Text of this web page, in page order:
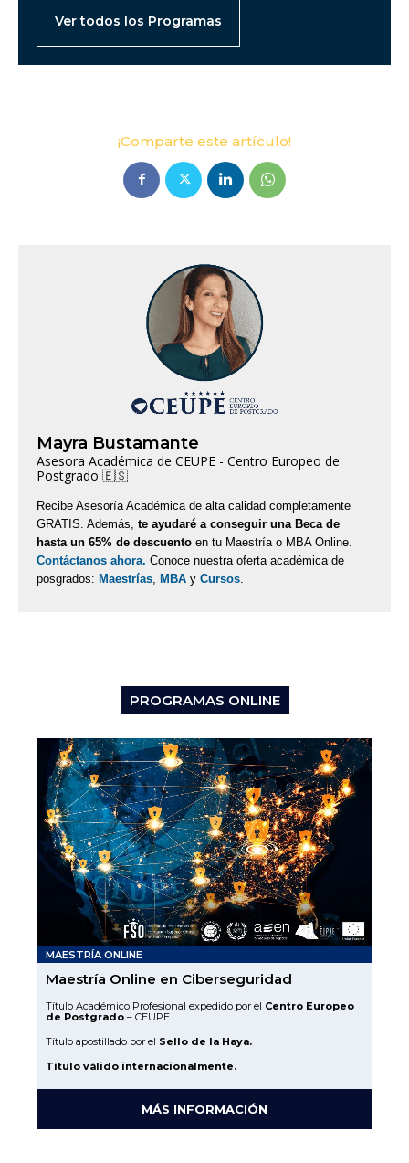
Ver todos los Programas
¡Comparte este artículo!
Mayra Bustamante
Asesora Académica de CEUPE - Centro Europeo de
Postgrado 🇪🇸
Recibe Asesoría Académica de alta calidad completamente
GRATIS. Además, te ayudaré a conseguir una Beca de
hasta un 65% de descuento en tu Maestría o MBA Online.
Contáctanos ahora. Conoce nuestra oferta académica de
posgrados: Maestrías, MBA y Cursos.
PROGRAMAS ONLINE
MAESTRÍA ONLINE
Maestría Online en Ciberseguridad
Título Académico Profesional expedido por el Centro Europeo
de Postgrado – CEUPE.
Título apostillado por el Sello de la Haya.
Título válido internacionalmente.
MÁS INFORMACIÓN